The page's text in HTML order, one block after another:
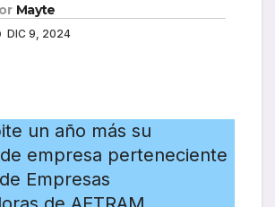
Mayte
DIC 9, 2024
un año más su
empresa perteneciente
Empresas